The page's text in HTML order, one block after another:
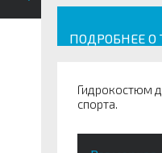
ПОДРОБНЕЕ О
Гидрокостюм
спорта.